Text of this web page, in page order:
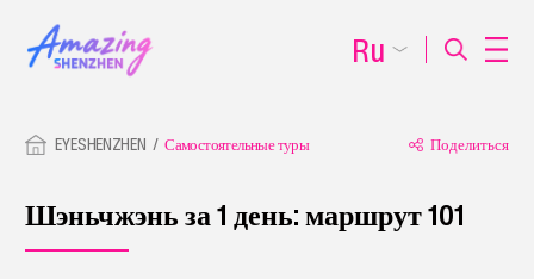
EYESHENZHEN Самостоятельные туры Поделиться
Шэньчжэнь за 1 день: маршрут 101
Ru